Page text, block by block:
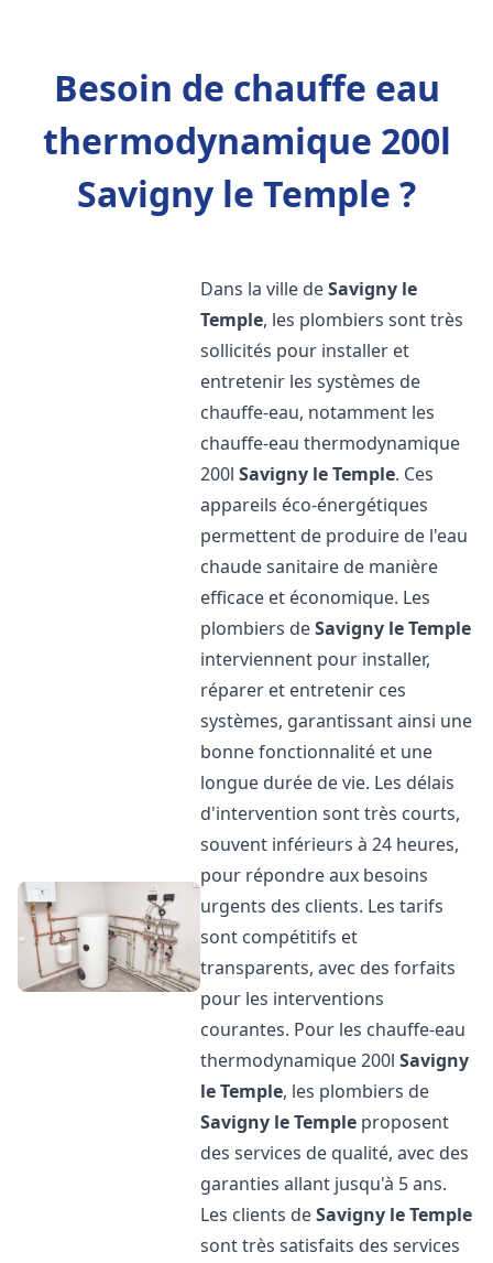
Besoin de chauffe eau
thermodynamique 200l
Savigny le Temple ?
Dans la ville deSavigny le
Temple, les plombiers sont très
sollicités pour installer et
entretenir les systèmes de
chauffe-eau, notamment les
chauffe-eau thermodynamique
200lSavigny le Temple. Ces
appareils éco-énergétiques
permettent de produire de l'eau
chaude sanitaire de manière
efficace et économique. Les
plombiers deSavigny le Temple
interviennent pour installer,
réparer et entretenir ces
systèmes, garantissant ainsi une
bonne fonctionnalité et une
longue durée de vie. Les délais
d'intervention sont très courts,
souvent inférieurs à 24 heures,
pour répondre aux besoins
urgents des clients. Les tarifs
sont compétitifs et
transparents, avec des forfaits
pour les interventions
courantes. Pour les chauffe-eau
thermodynamique 200lSavigny
le Temple, les plombiers de
Savigny le Temple proposent
des services de qualité, avec des
garanties allant jusqu'à 5 ans.
Les clients deSavigny le Temple
sont très satisfaits des services